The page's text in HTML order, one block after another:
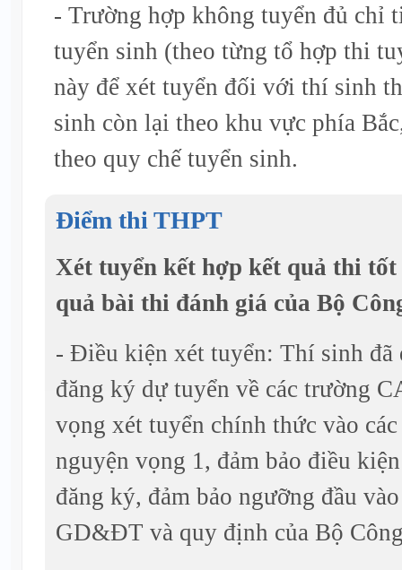
- Trường hợp không tuyển đủ chỉ
tuyển sinh (theo từng tổ hợp thi
này để xét tuyển đối với thí sinh
sinh còn lại theo khu vực phía
theo quy chế tuyển sinh.
Điểm thi THPT
Xét tuyển kết hợp kết quả thi
quả bài thi đánh giá của Bộ
- Điều kiện xét tuyển: Thí sinh đã
đăng ký dự tuyển về các trường
vọng xét tuyển chính thức vào
nguyện vọng 1, đảm bảo điều
đăng ký, đảm bảo ngưỡng đầu
GD&ĐT và quy định của Bộ